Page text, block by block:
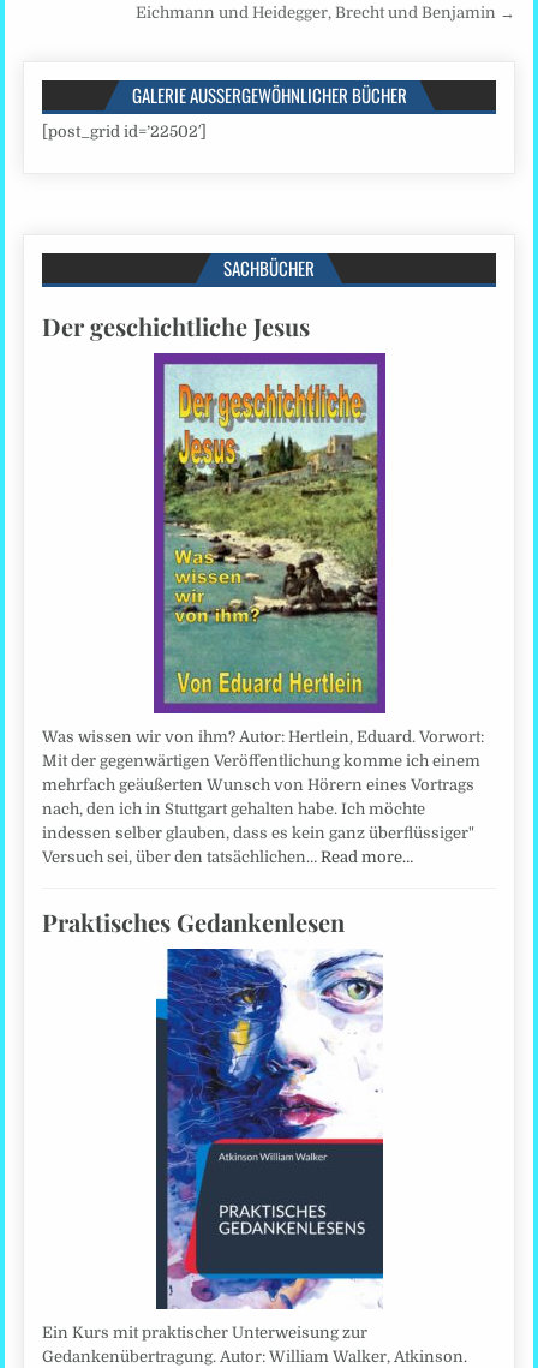
Eichmann und Heidegger, Brecht und Benjamin →
GALERIE AUSSERGEWÖHNLICHER BÜCHER
[post_grid id=’22502′]
SACHBÜCHER
Der geschichtliche Jesus
Was wissen wir von ihm? Autor: Hertlein, Eduard. Vorwort:
Mit der gegenwärtigen Veröffentlichung komme ich einem
mehrfach geäußerten Wunsch von Hörern eines Vortrags
nach, den ich in Stuttgart gehalten habe. Ich möchte
indessen selber glauben, dass es kein ganz überflüssiger"
Versuch sei, über den tatsächlichen…Read more…
Praktisches Gedankenlesen
Ein Kurs mit praktischer Unterweisung zur
Gedankenübertragung. Autor: William Walker, Atkinson.